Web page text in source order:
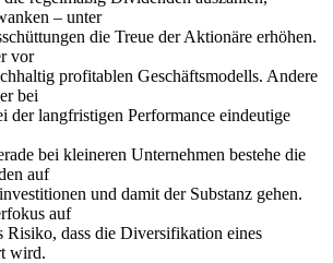
– unter
die Treue der Aktionäre erhöhen.
vor
profitablen Geschäftsmodells. Andere
bei
der langfristigen Performance eindeutige
bei kleineren Unternehmen bestehe die
auf
und damit der Substanz gehen.
auf
Risiko, dass die Diversifikation eines
wird.